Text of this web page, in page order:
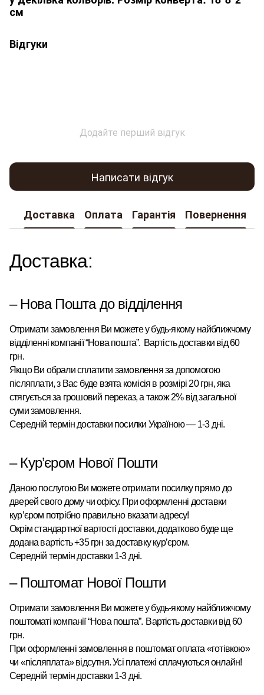
см
Відгуки
Додайте перший відгук
Написати відгук
Доставка Оплата Гарантія Повернення
Доставка:
– Нова Пошта до відділення
Отримати замовлення Ви можете у будь-якому найближчому
відділенні компанії “Нова пошта”. Вартість доставки від 60
грн.
Якщо Ви обрали сплатити замовлення за допомогою
післяплати, з Вас буде взята комісія в розмірі 20 грн, яка
стягується за грошовий переказ, а також 2% від загальної
суми замовлення.
Середній термін доставки посилки Україною — 1-3 дні.
– Кур’єром Нової Пошти
Даною послугою Ви можете отримати посилку прямо до
дверей свого дому чи офісу. При оформленні доставки
кур’єром потрібно правильно вказати адресу!
Окрім стандартної вартості доставки, додатково буде ще
додана вартість +35 грн за доставку кур’єром.
Середній термін доставки 1-3 дні.
– Поштомат Нової Пошти
Отримати замовлення Ви можете у будь-якому найближчому
поштоматікомпанії “Нова пошта”. Вартість доставки від 60
грн.
При оформленні замовлення в поштомат оплата «готівкою»
чи «післяплата» відсутня. Усі платежі сплачуються онлайн!
Середній термін доставки 1-3 дні.